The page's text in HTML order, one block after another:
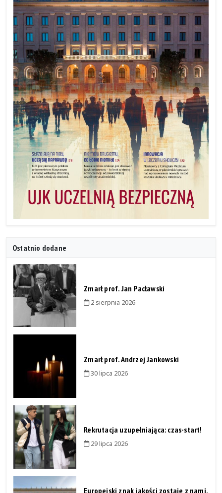
Ostatnio dodane
Zmarł prof. Jan Pacławski
2 sierpnia 2026
Zmarł prof. Andrzej Jankowski
30 lipca 2026
Rekrutacja uzupełniająca: czas-start!
29 lipca 2026
Europejski znak jakości zostaje z nami.